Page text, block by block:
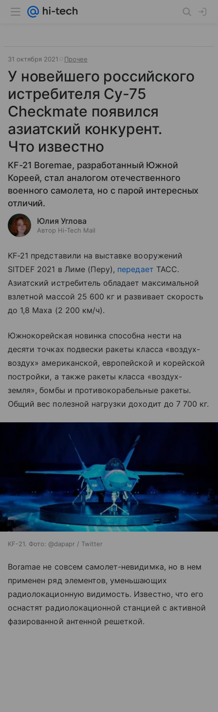
31 октября 2021 Прочее
У новейшего российского
истребителя Су-75
Checkmate появился
азиатский конкурент.
Что известно
KF-21 Boremae, разработанный Южной
Кореей, стал аналогом отечественного
военного самолета, но с парой интересных
отличий.
Юлия Углова
Автор Hi-Tech Mail
KF-21 представили на выставке вооружений
SITDEF 2021 в Лиме (Перу), передает ТАСС.
Азиатский истребитель обладает максимальной
взлетной массой 25 600 кг и развивает скорость
до 1,8 Маха (2 200 км/ч).
Южнокорейская новинка способна нести на
десяти точках подвески ракеты класса «воздух-
воздух» американской, европейской и корейской
постройки, а также ракеты класса «воздух-
земля», бомбы и противокорабельные ракеты.
Общий вес полезной нагрузки доходит до 7 700 кг.
KF-21. Фото: @dapapr / Twitter
Boramae не совсем самолет-невидимка, но в нем
применен ряд элементов, уменьшающих
радиолокационную видимость. Известно, что его
оснастят радиолокационной станцией с активной
фазированной антенной решеткой.